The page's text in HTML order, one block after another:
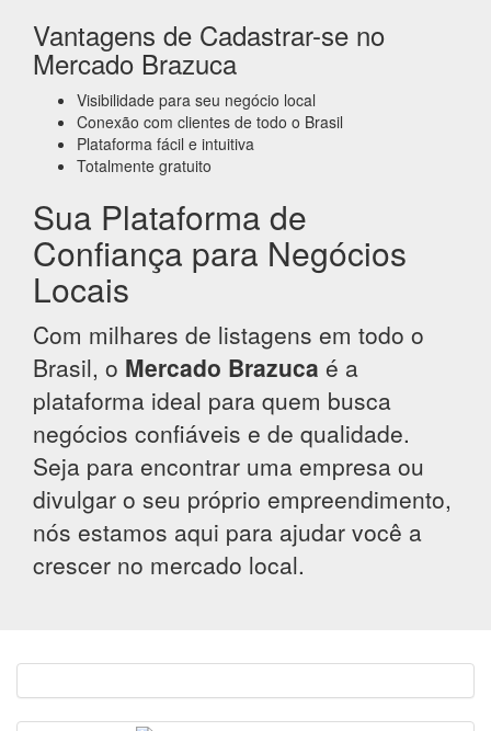
Vantagens de Cadastrar-se no
Mercado Brazuca
Visibilidade para seu negócio local
Conexão com clientes de todo o Brasil
Plataforma fácil e intuitiva
Totalmente gratuito
Sua Plataforma de
Confiança para Negócios
Locais
Com milhares de listagens em todo o
Brasil, o Mercado Brazuca é a
plataforma ideal para quem busca
negócios confiáveis e de qualidade.
Seja para encontrar uma empresa ou
divulgar o seu próprio empreendimento,
nós estamos aqui para ajudar você a
crescer no mercado local.